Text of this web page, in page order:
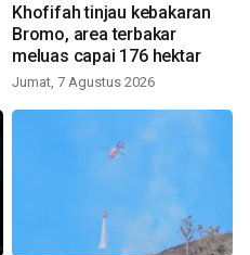
Khofifah tinjau kebakaran
Bromo, area terbakar
meluas capai 176 hektar
Jumat, 7 Agustus 2026